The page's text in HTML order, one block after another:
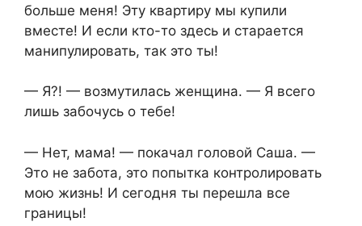
больше меня! Эту квартиру мы купили
вместе! И если кто-то здесь и старается
манипулировать, так это ты!
— Я?! — возмутилась женщина. — Я всего
лишь забочусь о тебе!
— Нет, мама! — покачал головой Саша. —
Это не забота, это попытка контролировать
мою жизнь! И сегодня ты перешла все
границы!